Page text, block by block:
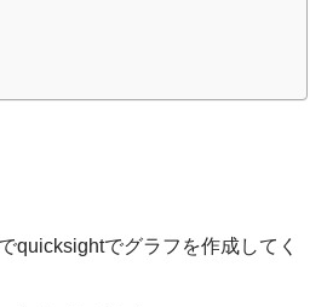
quicksightでグラフを作成してく